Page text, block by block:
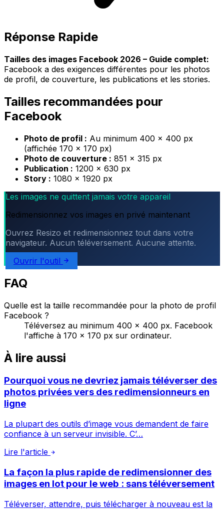
Réponse Rapide
Tailles des images Facebook 2026 – Guide complet:
Facebook a des exigences différentes pour les photos
de profil, de couverture, les publications et les stories.
Tailles recommandées pour
Facebook
Photo de profil : Au minimum 400 × 400 px
(affichée 170 × 170 px)
Photo de couverture : 851 × 315 px
Publication : 1200 × 630 px
Story : 1080 × 1920 px
Les images ne quittent jamais votre appareil
Redimensionnez vos images en privé maintenant
Ouvrez Resizo et redimensionnez tout dans votre
navigateur. Aucun téléversement. Aucune attente.
Ouvrir l'outil
FAQ
Quelle est la taille recommandée pour la photo de profil
Facebook ?
Téléversez au minimum 400 × 400 px. Facebook
l'affiche à 170 × 170 px sur ordinateur.
À lire aussi
Pourquoi vous ne devriez jamais téléverser des
photos privées vers des redimensionneurs en
ligne
La plupart des outils d’image vous demandent de faire
confiance à un serveur invisible. C’…
Lire l'article
La façon la plus rapide de redimensionner des
images en lot pour le web : sans téléversement
Téléverser, attendre, puis télécharger à nouveau est la